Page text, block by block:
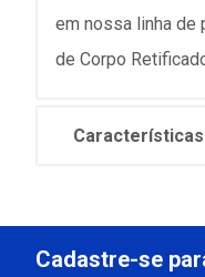
em nossa linha de
de Corpo
Características
Cadastre-se